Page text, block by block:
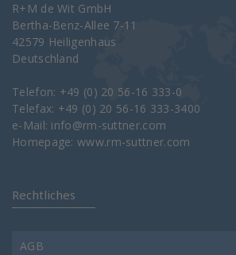
R+M de Wit GmbH
Bertha-Benz-Allee 7-11
42579 Heiligenhaus
Deutschland
Telefon: +49 (0) 20 56-16 333-0
Telefax: +49 (0) 20 56-16 333-3400
e-Mail: info@rm-suttner.com
Homepage:www.rm-suttner.com
Rechtliches
AGB